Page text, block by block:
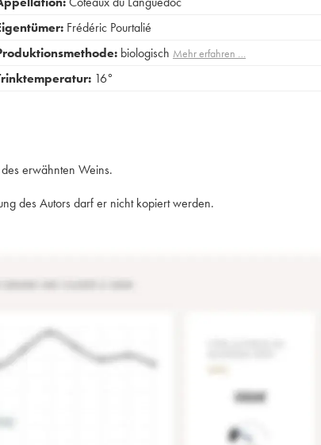
Frédéric Pourtalié
biologisch Mehr erfahren …
16°
erwähnten Weins.
des Autors darf er nicht kopiert werden.